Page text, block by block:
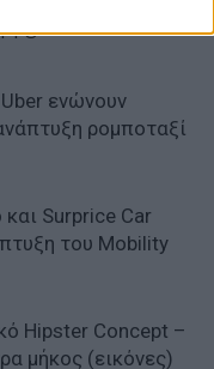
ενώνουν
ρομποταξί
Surprice Car
του Mobility
Hipster Concept –
μήκος (εικόνες)